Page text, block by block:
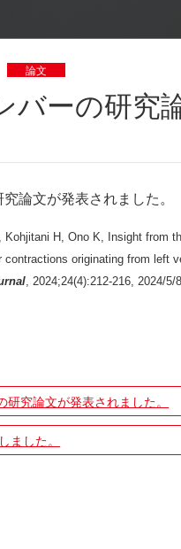
論文
究論文が発表されました 。
Kohjitani H, Ono K, Insight from
contractions originating from left
, 2024;24(4):212-216, 2024/5/
研究論文が発表されました。
ました。